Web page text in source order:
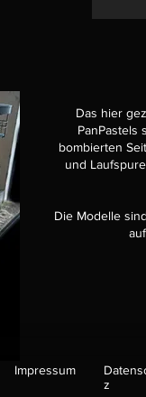
Das hier
PanPastels
bombierten
und
Die Modelle
Impressum
z